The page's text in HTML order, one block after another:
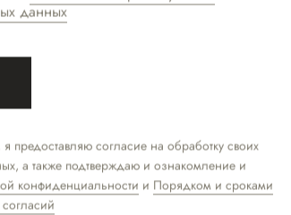
данных
предоставляю согласие на обработку своих
а также подтверждаю и ознакомление и
конфиденциальности и Порядком и сроками